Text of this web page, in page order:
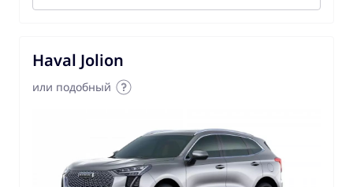
Haval Jolion
или подобный